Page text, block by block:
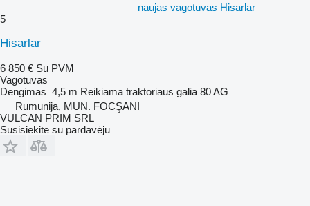
naujas vagotuvas Hisarlar
5
Hisarlar
6 850 € Su PVM
Vagotuvas
Dengimas 4,5 m Reikiama traktoriaus galia 80 AG
Rumunija, MUN. FOCŞANI
VULCAN PRIM SRL
Susisiekite su pardavėju